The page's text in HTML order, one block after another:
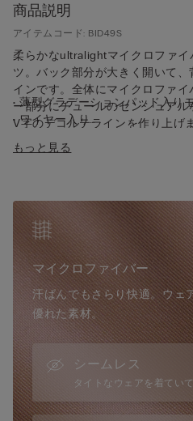
商品説明
アイテムコード: BID49S
柔らかなultralightマイクロファ
ツ。バック部分が大きく開いて
インです。全体にマイクロファ
ー部分にチュールのセンシュアル
V字のデコルテラインを作り上げ
ップは、バックのラインに沿っ
たり、クロスさせてたりして調整
で、この上ない快適さを実現し
ザインは、胸元の開いたドレス
ちろん、ジャケットのインナー
ます。
• 薄型グラデーションパッド入り
• ワイヤー入り
• 後ろ身頃の開き部分にシリコン
• クリアタイプのショルダースト
• ブラジリアンスタイル
• クロッチのライニングはコットン
• スナップボタン留め
• 柔らかく体に沿うようにフィッ
• モデル身長：175cm、2B / 75B
もっと見る
マイクロファイバー
汗ばんでもさらり快適。ウェ
優れた素材。
シームレス
タイトなウェアを着てい